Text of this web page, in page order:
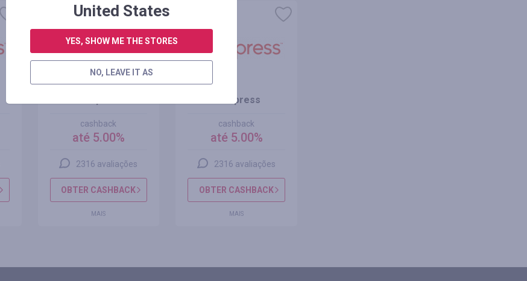
cashback
até 5.00%
2316 avaliações
OBTER CASHBACK
MAIS
AliExpress
cashback
até 5.00%
2316 avaliações
OBTER CASHBACK
MAIS
United States
YES, SHOW ME THE STORES
NO, LEAVE IT AS